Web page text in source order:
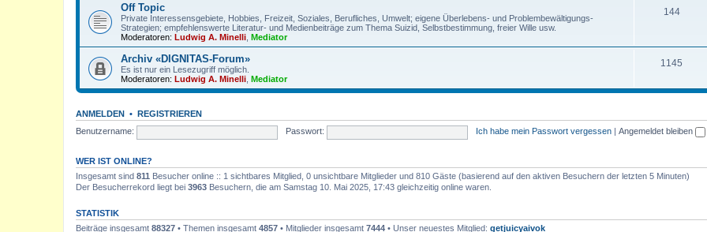
Off Topic
Private Interessensgebiete, Hobbies, Freizeit, Soziales, Berufliches, Umwelt; eigene Überlebens- und Problembewältigungs-
Strategien; empfehlenswerte Literatur- und Medienbeiträge zum Thema Suizid, Selbstbestimmung, freier Wille usw.
Moderatoren: Ludwig A. Minelli Mediator
144
Archiv «DIGNITAS-Forum»
Es ist nur ein Lesezugriff möglich.
Moderatoren: Ludwig A. Minelli Mediator
1145
ANMELDEN • REGISTRIEREN
Benutzername:
Passwort: Ich habe mein Passwort vergessen Angemeldet bleiben
WER IST ONLINE?
Insgesamt sind 811 Besucher online :: 1 sichtbares Mitglied, 0 unsichtbare Mitglieder und 810 Gäste (basierend auf den aktiven Besuchern der letzten 5 Minuten)
Der Besucherrekord liegt bei 3963 Besuchern, die am Samstag 10. Mai 2025, 17:43 gleichzeitig online waren.
STATISTIK
Beiträge insgesamt 88327 • Themen insgesamt 4857 • Mitglieder insgesamt 7444 • Unser neuestes Mitglied: getjuicyaivok